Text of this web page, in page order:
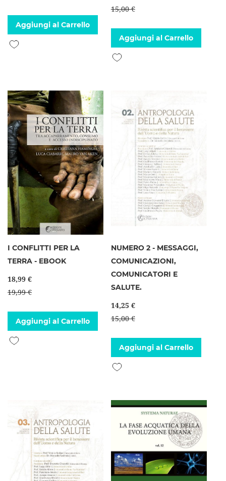
Aggiungi al Carrello
Aggiungi alla lista desideri
15,00 €
Aggiungi al Carrello
Aggiungi alla lista desideri
I CONFLITTI PER LA
TERRA - EBOOK
18,99 €
19,99 €
Aggiungi al Carrello
Aggiungi alla lista desideri
NUMERO 2 - MESSAGGI,
COMUNICAZIONI,
COMUNICATORI E
SALUTE.
14,25 €
15,00 €
Aggiungi al Carrello
Aggiungi alla lista desideri